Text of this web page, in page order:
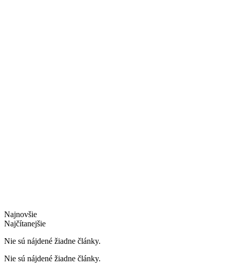
Najnovšie
Najčítanejšie
Nie sú nájdené žiadne články.
Nie sú nájdené žiadne články.